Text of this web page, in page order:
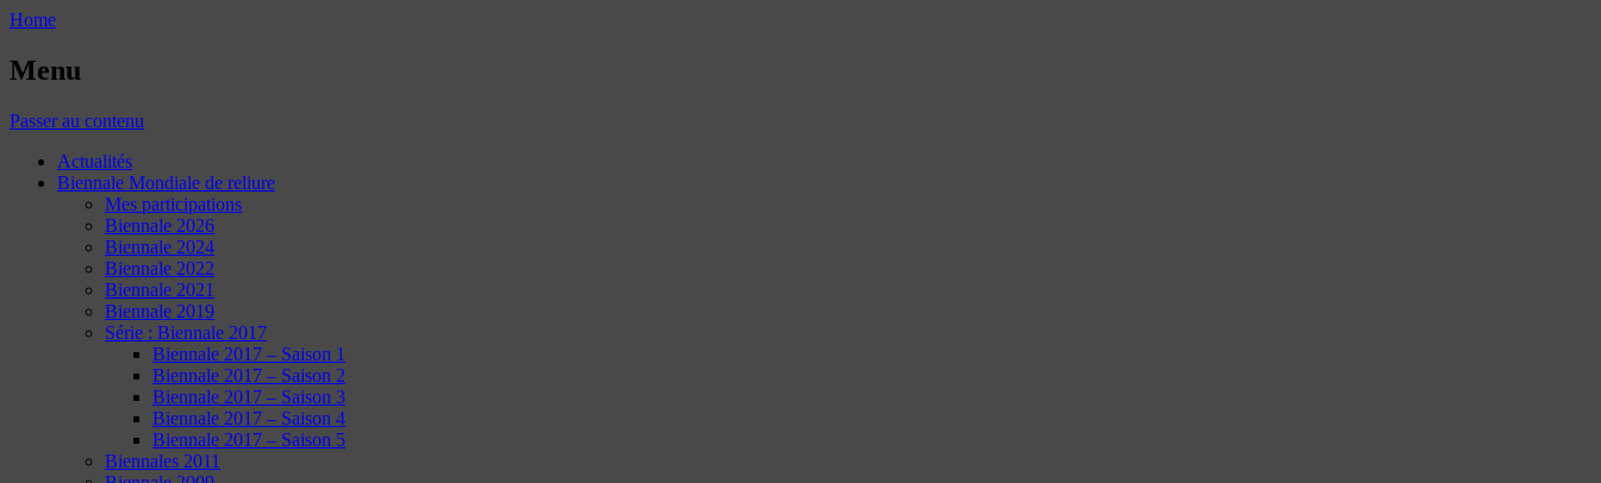
Home
Menu
Passer au contenu
Actualités
Biennale Mondiale de reliure
Mes participations
Biennale 2026
Biennale 2024
Biennale 2022
Biennale 2021
Biennale 2019
Série : Biennale 2017
Biennale 2017 – Saison 1
Biennale 2017 – Saison 2
Biennale 2017 – Saison 3
Biennale 2017 – Saison 4
Biennale 2017 – Saison 5
Biennales 2011